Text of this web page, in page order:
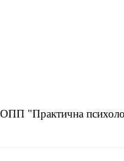
ОПП "Практична